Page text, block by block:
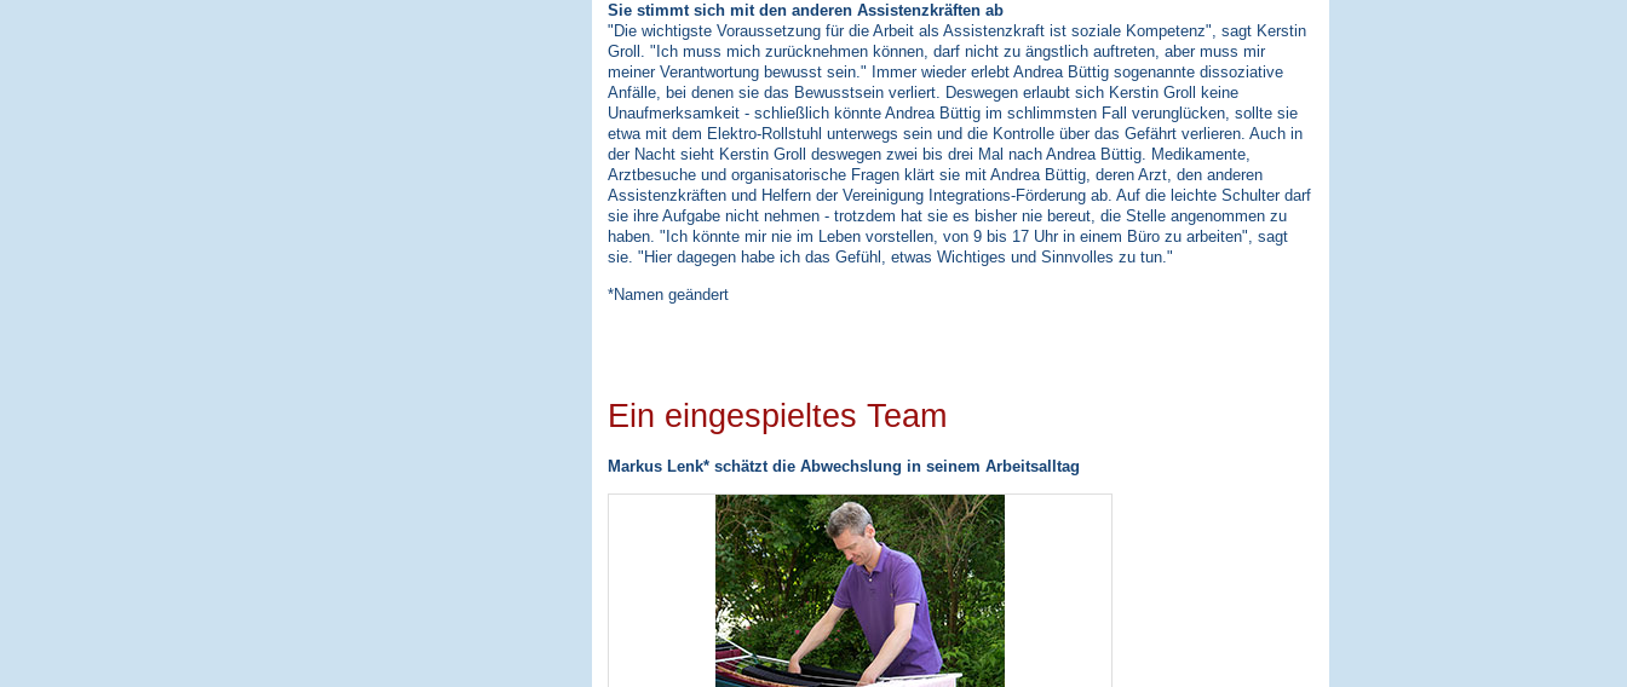
Sie stimmt sich mit den anderen Assistenzkräften ab
"Die wichtigste Voraussetzung für die Arbeit als Assistenzkraft ist soziale Kompetenz", sagt Kerstin
Groll. "Ich muss mich zurücknehmen können, darf nicht zu ängstlich auftreten, aber muss mir
meiner Verantwortung bewusst sein." Immer wieder erlebt Andrea Büttig sogenannte dissoziative
Anfälle, bei denen sie das Bewusstsein verliert. Deswegen erlaubt sich Kerstin Groll keine
Unaufmerksamkeit - schließlich könnte Andrea Büttig im schlimmsten Fall verunglücken, sollte sie
etwa mit dem Elektro-Rollstuhl unterwegs sein und die Kontrolle über das Gefährt verlieren. Auch in
der Nacht sieht Kerstin Groll deswegen zwei bis drei Mal nach Andrea Büttig. Medikamente,
Arztbesuche und organisatorische Fragen klärt sie mit Andrea Büttig, deren Arzt, den anderen
Assistenzkräften und Helfern der Vereinigung Integrations-Förderung ab. Auf die leichte Schulter darf
sie ihre Aufgabe nicht nehmen - trotzdem hat sie es bisher nie bereut, die Stelle angenommen zu
haben. "Ich könnte mir nie im Leben vorstellen, von 9 bis 17 Uhr in einem Büro zu arbeiten", sagt
sie. "Hier dagegen habe ich das Gefühl, etwas Wichtiges und Sinnvolles zu tun."
*Namen geändert
Ein eingespieltes Team
Markus Lenk* schätzt die Abwechslung in seinem Arbeitsalltag